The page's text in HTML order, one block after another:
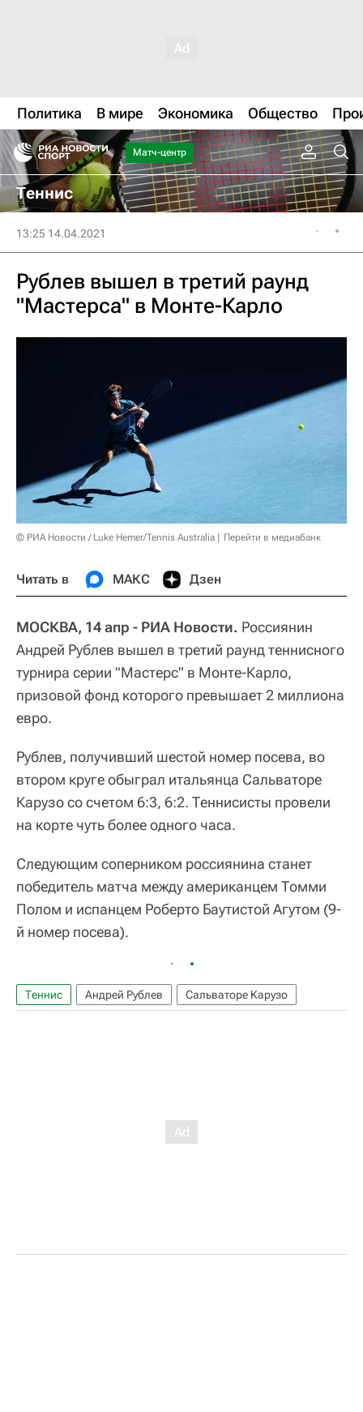
Политика В мире Экономика Общество
Матч-центр
Теннис
13:25 14.04.2021
Рублев вышел в третий раунд
"Мастерса" в Монте-Карло
© РИА Новости / Luke Hemer/Tennis Australia Перейти в медиабанк
Читать в МАКС Дзен
МОСКВА, 14 апр - РИА Новости. Россиянин
Андрей Рублев вышел в третий раунд теннисного
турнира серии "Мастерс" в Монте-Карло,
призовой фонд которого превышает 2 миллиона
евро.
Рублев, получивший шестой номер посева, во
втором круге обыграл итальянца Сальваторе
Карузо со счетом 6:3, 6:2. Теннисисты провели
на корте чуть более одного часа.
Следующим соперником россиянина станет
победитель матча между американцем Томми
Полом и испанцем Роберто Баутистой Агутом (9-
й номер посева).
Теннис Андрей Рублев Сальваторе Карузо